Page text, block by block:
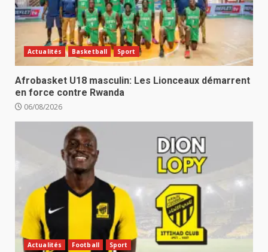
Actualités Basketball Sport
Afrobasket U18 masculin: Les Lionceaux démarrent
en force contre Rwanda
06/08/2026
Actualités Football Sport